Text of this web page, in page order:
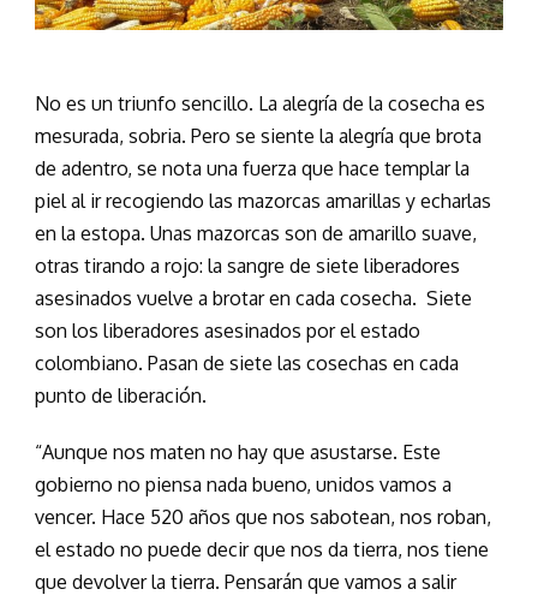
No es un triunfo sencillo. La alegría de la cosecha es
mesurada, sobria. Pero se siente la alegría que brota
de adentro, se nota una fuerza que hace templar la
piel al ir recogiendo las mazorcas amarillas y echarlas
en la estopa. Unas mazorcas son de amarillo suave,
otras tirando a rojo: la sangre de siete liberadores
asesinados vuelve a brotar en cada cosecha. Siete
son los liberadores asesinados por el estado
colombiano. Pasan de siete las cosechas en cada
punto de liberación.
“Aunque nos maten no hay que asustarse. Este
gobierno no piensa nada bueno, unidos vamos a
vencer. Hace 520 años que nos sabotean, nos roban,
el estado no puede decir que nos da tierra, nos tiene
que devolver la tierra. Pensarán que vamos a salir